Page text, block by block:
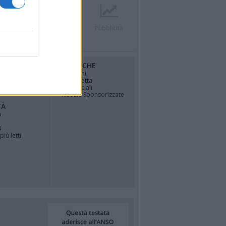
letti
RUBRICHE
Opinioni
La vignetta
Gli Speciali
Notizie Sponsorizzate